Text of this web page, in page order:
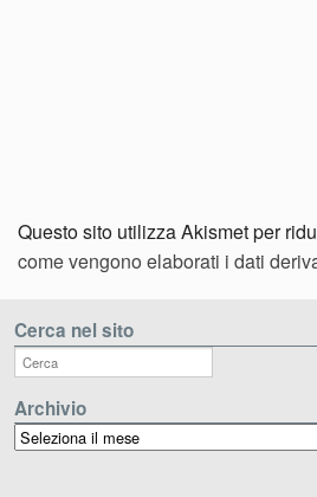
Questo sito utilizza Akismet per
come vengono elaborati i dati
Cerca nel sito
Archivio
Archivio